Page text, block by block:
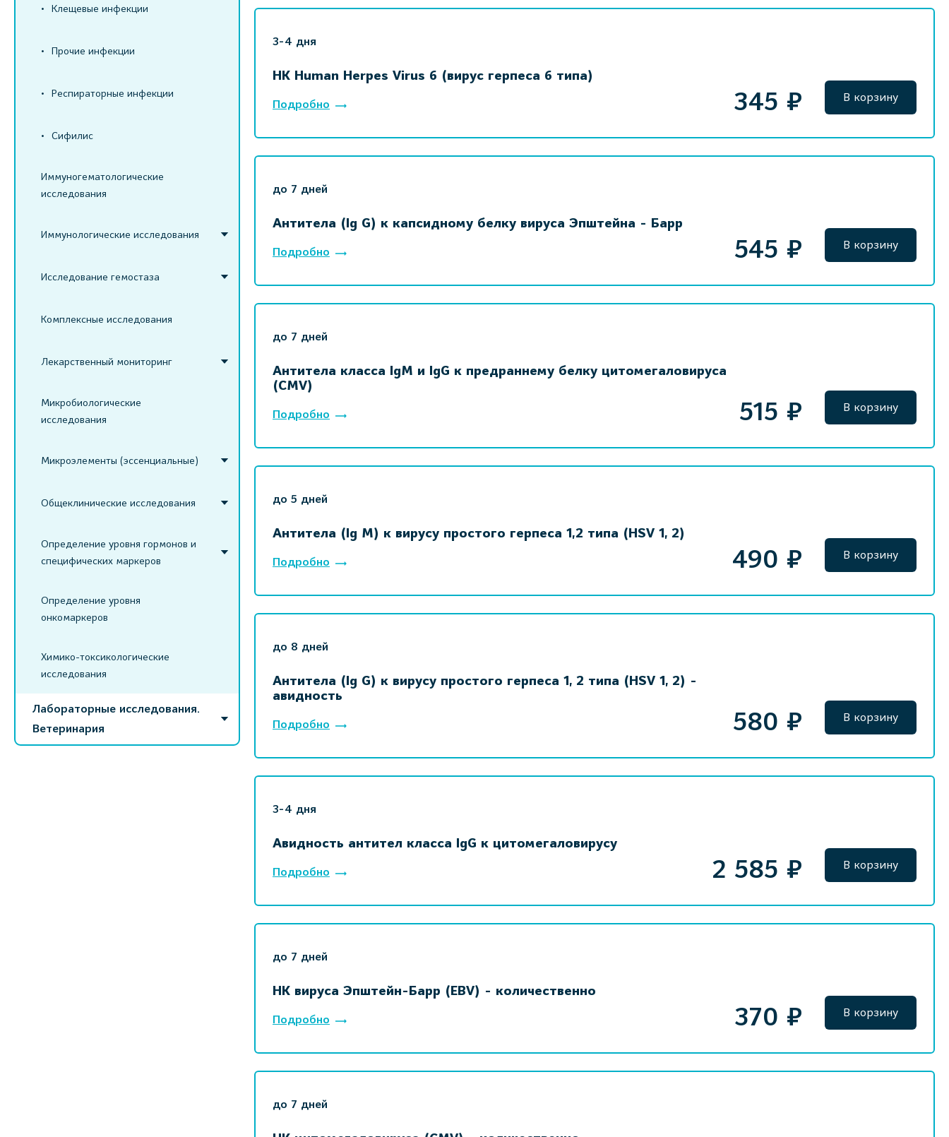
Клещевые инфекции
Прочие инфекции
Респираторные инфекции
Сифилис
Иммуногематологические
исследования
Иммунологические исследования
Исследование гемостаза
Комплексные исследования
Лекарственный мониторинг
Микробиологические
исследования
Микроэлементы (эссенциальные)
Общеклинические исследования
Определение уровня гормонов и
специфических маркеров
Определение уровня
онкомаркеров
Химико-токсикологические
исследования
Лабораторные исследования.
Ветеринария
3-4 дня
НК Human Herpes Virus 6 (вирус герпеса 6 типа)
Подробно 345 ₽ В корзину
до 7 дней
Антитела (Ig G) к капсидному белку вируса Эпштейна - Барр
Подробно 545 ₽ В корзину
до 7 дней
Антитела класса IgM и IgG к предраннему белку цитомегаловируса
(CMV)
Подробно 515 ₽ В корзину
до 5 дней
Антитела (Ig M) к вирусу простого герпеса 1,2 типа (HSV 1, 2)
Подробно 490 ₽ В корзину
до 8 дней
Антитела (Ig G) к вирусу простого герпеса 1, 2 типа (HSV 1, 2) -
авидность
Подробно 580 ₽ В корзину
3-4 дня
Авидность антител класса IgG к цитомегаловирусу
Подробно 2 585 ₽ В корзину
до 7 дней
НК вируса Эпштейн-Барр (EBV) - количественно
Подробно 370 ₽ В корзину
до 7 дней